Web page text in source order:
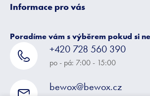
Informace pro vás
Poradíme vám s výběrem pokud si
+420 728 560 390
po - pá: 7:00 - 15:00
bewox@bewox.cz